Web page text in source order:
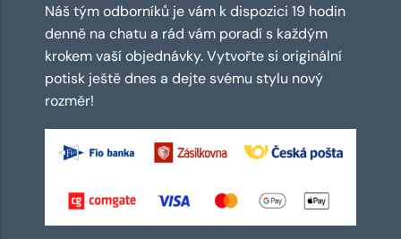
Náš tým odborníků je vám k dispozici 19 hodin
denně na chatu a rád vám poradí s každým
krokem vaší objednávky. Vytvořte si originální
potisk ještě dnes a dejte svému stylu nový
rozměr!